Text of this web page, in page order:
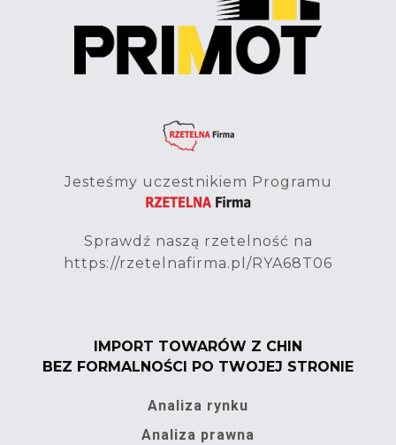
Jesteśmy uczestnikiem Programu
Sprawdź naszą rzetelność na
https://rzetelnafirma.pl/RYA68T06
IMPORT TOWARÓW Z CHIN
BEZ FORMALNOŚCI PO TWOJEJ STRONIE
Analiza rynku
Analiza prawna